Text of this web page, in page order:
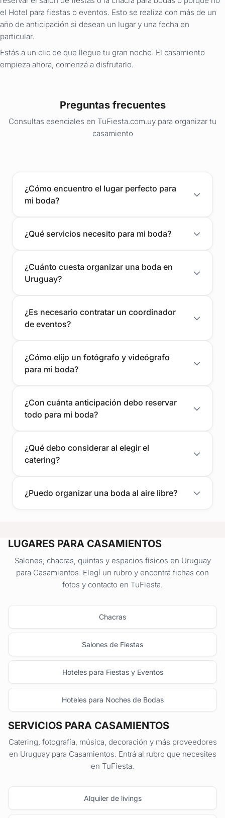
el Hotel para fiestas o eventos. Esto se realiza con más de un
año de anticipación si desean un lugar y una fecha en
particular.
Estás a un clic de que llegue tu gran noche. El casamiento
empieza ahora, comenzá a disfrutarlo.
Preguntas frecuentes
Consultas esenciales en TuFiesta.com.uy para organizar tu
casamiento
¿Cómo encuentro el lugar perfecto para
mi boda?
¿Qué servicios necesito para mi boda?
¿Cuánto cuesta organizar una boda en
Uruguay?
¿Es necesario contratar un coordinador
de eventos?
¿Cómo elijo un fotógrafo y videógrafo
para mi boda?
¿Con cuánta anticipación debo reservar
todo para mi boda?
¿Qué debo considerar al elegir el
catering?
¿Puedo organizar una boda al aire libre?
LUGARES PARA CASAMIENTOS
Salones, chacras, quintas y espacios físicos en Uruguay
para Casamientos. Elegí un rubro y encontrá fichas con
fotos y contacto en TuFiesta.
Chacras
Salones de Fiestas
Hoteles para Fiestas y Eventos
Hoteles para Noches de Bodas
SERVICIOS PARA CASAMIENTOS
Catering, fotografía, música, decoración y más proveedores
en Uruguay para Casamientos. Entrá al rubro que necesites
en TuFiesta.
Alquiler de livings